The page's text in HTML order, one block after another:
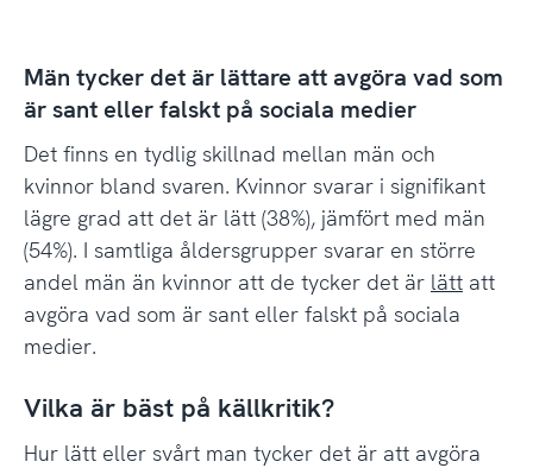
Män tycker det är lättare att avgöra vad som
är sant eller falskt på sociala medier
Det finns en tydlig skillnad mellan män och
kvinnor bland svaren. Kvinnor svarar i signifikant
lägre grad att det är lätt (38%), jämfört med män
(54%). I samtliga åldersgrupper svarar en större
andel män än kvinnor att de tycker det är lättatt
avgöra vad som är sant eller falskt på sociala
medier.
Vilka är bäst på källkritik?
Hur lätt eller svårt man tycker det är att avgöra